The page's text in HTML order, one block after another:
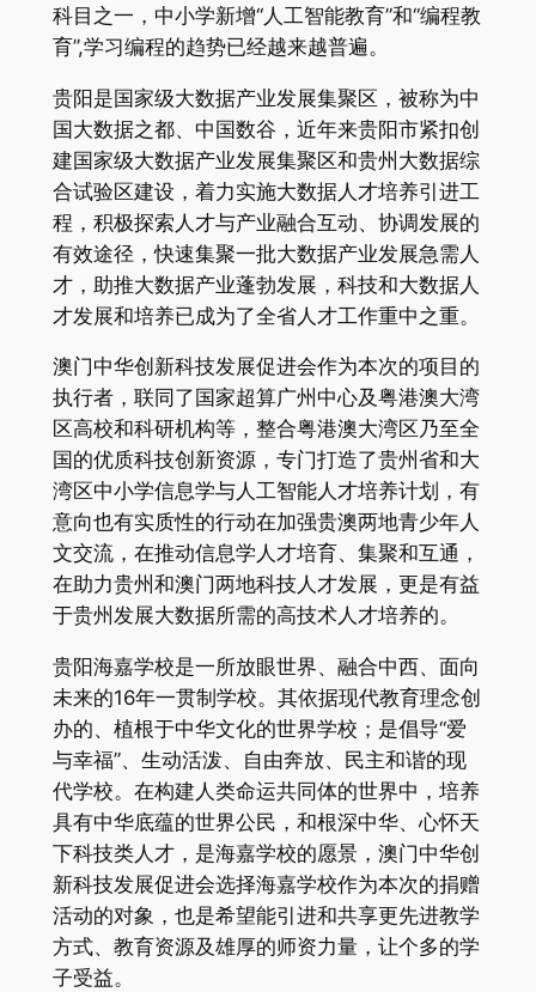
科目之一，中小学新增“人工智能教育”和“编程教
育”,学习编程的趋势已经越来越普遍。
贵阳是国家级大数据产业发展集聚区，被称为中
国大数据之都、中国数谷，近年来贵阳市紧扣创
建国家级大数据产业发展集聚区和贵州大数据综
合试验区建设，着力实施大数据人才培养引进工
程，积极探索人才与产业融合互动、协调发展的
有效途径，快速集聚一批大数据产业发展急需人
才，助推大数据产业蓬勃发展，科技和大数据人
才发展和培养已成为了全省人才工作重中之重。
澳门中华创新科技发展促进会作为本次的项目的
执行者，联同了国家超算广州中心及粤港澳大湾
区高校和科研机构等，整合粤港澳大湾区乃至全
国的优质科技创新资源，专门打造了贵州省和大
湾区中小学信息学与人工智能人才培养计划，有
意向也有实质性的行动在加强贵澳两地青少年人
文交流，在推动信息学人才培育、集聚和互通，
在助力贵州和澳门两地科技人才发展，更是有益
于贵州发展大数据所需的高技术人才培养的。
贵阳海嘉学校是一所放眼世界、融合中西、面向
未来的16年一贯制学校。其依据现代教育理念创
办的、植根于中华文化的世界学校；是倡导“爱
与幸福”、生动活泼、自由奔放、民主和谐的现
代学校。在构建人类命运共同体的世界中，培养
具有中华底蕴的世界公民，和根深中华、心怀天
下科技类人才，是海嘉学校的愿景，澳门中华创
新科技发展促进会选择海嘉学校作为本次的捐赠
活动的对象，也是希望能引进和共享更先进教学
方式、教育资源及雄厚的师资力量，让个多的学
子受益。